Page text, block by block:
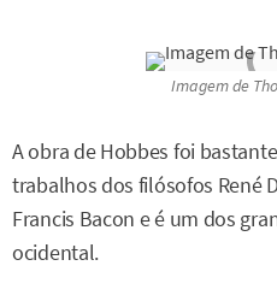
Imagem de
A obra de Hobbes foi
trabalhos dos filósofos René
Francis Bacon e é um dos
ocidental.